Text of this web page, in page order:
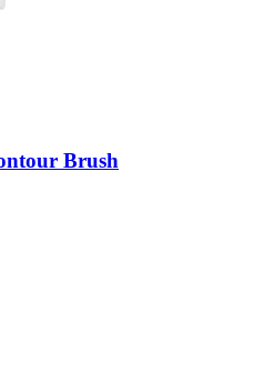
Brush